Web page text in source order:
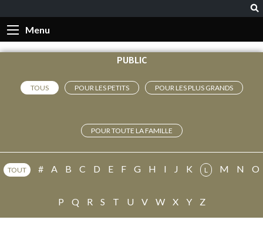
Menu
PUBLIC
TOUS POUR LES PETITS POUR LES PLUS GRANDS
POUR TOUTE LA FAMILLE
TOUT # A B C D E F G H I J K L M N O
P Q R S T U V W X Y Z